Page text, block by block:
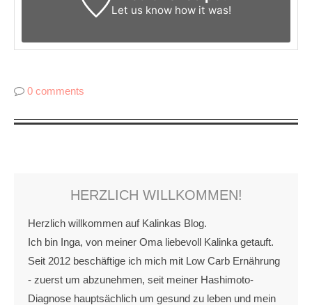
Let us knowhow it was!
0 comments
HERZLICH WILLKOMMEN!
Herzlich willkommen auf Kalinkas Blog.
Ich bin Inga, von meiner Oma liebevoll Kalinka getauft.
Seit 2012 beschäftige ich mich mit Low Carb Ernährung
- zuerst um abzunehmen, seit meiner Hashimoto-
Diagnose hauptsächlich um gesund zu leben und mein